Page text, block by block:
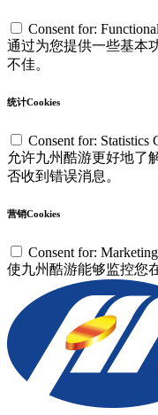
Consent for:
通过为您提供一些基本
不佳。
统计Cookies
Consent for: Statistics
允许九州酷游更好地了
否收到错误消息。
营销Cookies
Consent for:
使九州酷游能够监控您